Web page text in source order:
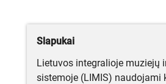
Slapukai
Lietuvos integralioje muziejų
sistemoje (LIMIS) naudojami